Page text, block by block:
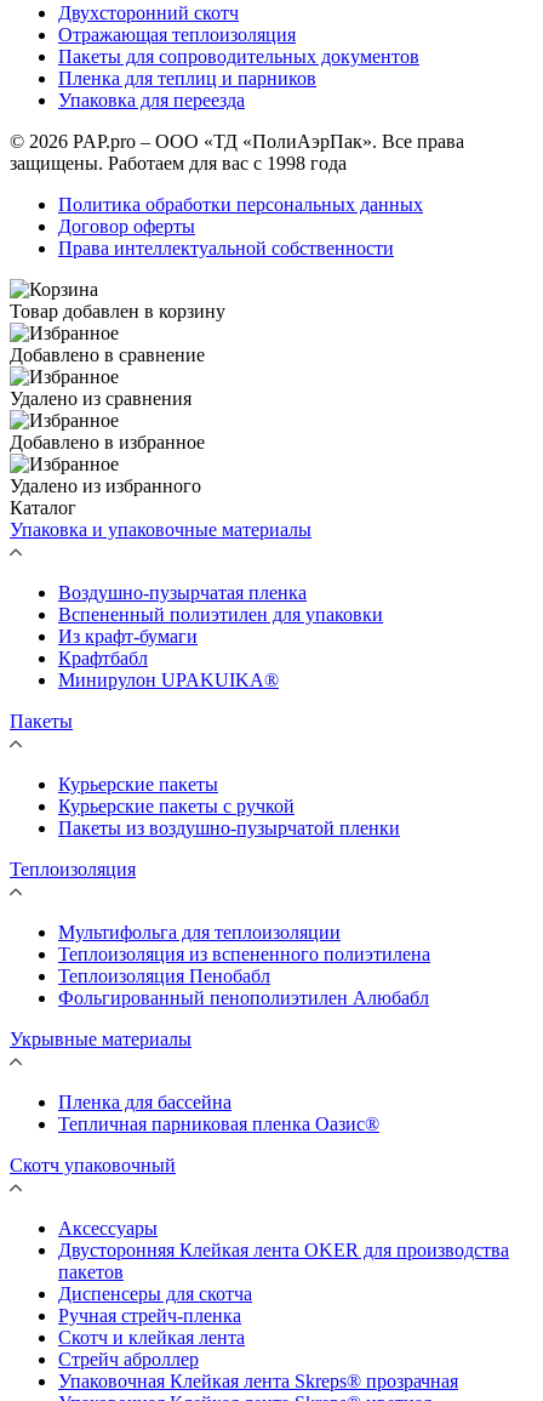
Двухсторонний скотч
Отражающая теплоизоляция
Пакеты для сопроводительных документов
Пленка для теплиц и парников
Упаковка для переезда
© 2026 PAP.pro – ООО «ТД «ПолиАэрПак». Все права
защищены. Работаем для вас с 1998 года
Политика обработки персональных данных
Договор оферты
Права интеллектуальной собственности
Товар добавлен в корзину
Добавлено в сравнение
Удалено из сравнения
Добавлено в избранное
Удалено из избранного
Каталог
Упаковка и упаковочные материалы
Воздушно-пузырчатая пленка
Вспененный полиэтилен для упаковки
Из крафт-бумаги
Крафтбабл
Минирулон UPAKUIKA®
Пакеты
Курьерские пакеты
Курьерские пакеты с ручкой
Пакеты из воздушно-пузырчатой пленки
Теплоизоляция
Мультифольга для теплоизоляции
Теплоизоляция из вспененного полиэтилена
Теплоизоляция Пенобабл
Фольгированный пенополиэтилен Алюбабл
Укрывные материалы
Пленка для бассейна
Тепличная парниковая пленка Оазис®
Скотч упаковочный
Аксессуары
Двусторонняя Клейкая лента OKER для производства
пакетов
Диспенсеры для скотча
Ручная стрейч-пленка
Скотч и клейкая лента
Стрейч аброллер
Упаковочная Клейкая лента Skreps® прозрачная